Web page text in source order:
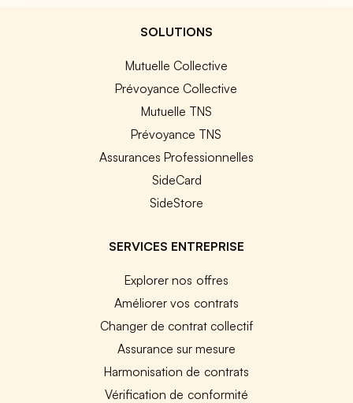
SOLUTIONS
Mutuelle Collective
Prévoyance Collective
Mutuelle TNS
Prévoyance TNS
Assurances Professionnelles
SideCard
SideStore
SERVICES ENTREPRISE
Explorer nos offres
Améliorer vos contrats
Changer de contrat collectif
Assurance sur mesure
Harmonisation de contrats
Vérification de conformité